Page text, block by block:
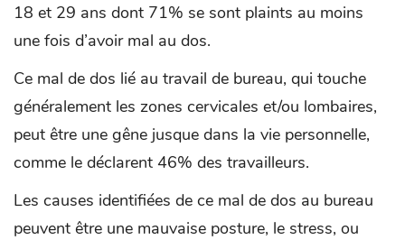
18 et 29 ans dont 71% se sont plaints au moins
une fois d’avoir mal au dos.
Ce mal de dos lié au travail de bureau, qui touche
généralement les zones cervicales et/ou lombaires,
peut être une gêne jusque dans la vie personnelle,
comme le déclarent 46% des travailleurs.
Les causes identifiées de ce mal de dos au bureau
peuvent être une mauvaise posture, le stress, ou